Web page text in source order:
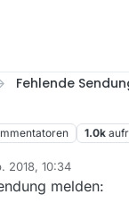
Fehlende
1.0k
2018, 10:34
melden: